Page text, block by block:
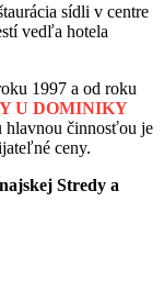
sídli v centre
vedľa hotela
1997 a od roku
U DOMINIKY
hlavnou činnosťou je
ceny.
Stredy a